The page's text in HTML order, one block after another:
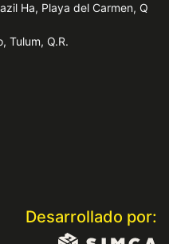
Ha, Playa del Carmen, Q
Tulum, Q.R.
Desarrollado por: